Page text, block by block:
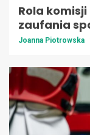
Rola
zaufania
Joanna Piotrowska